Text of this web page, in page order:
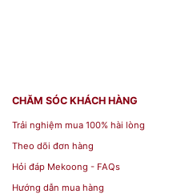
CHĂM SÓC KHÁCH HÀNG
Trải nghiệm mua 100% hài lòng
Theo dõi đơn hàng
Hỏi đáp Mekoong - FAQs
Hướng dẫn mua hàng